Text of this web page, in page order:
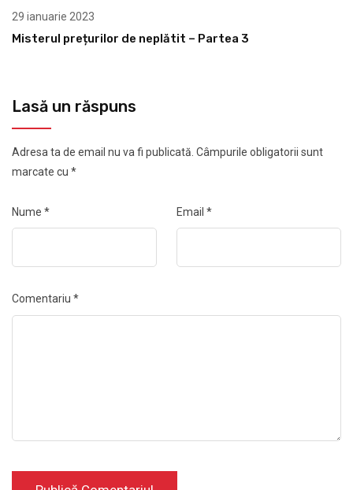
29 ianuarie 2023
Misterul prețurilor de neplătit – Partea 3
Lasă un răspuns
Adresa ta de email nu va fi publicată. Câmpurile obligatorii sunt
marcate cu *
Nume * Email *
Comentariu *